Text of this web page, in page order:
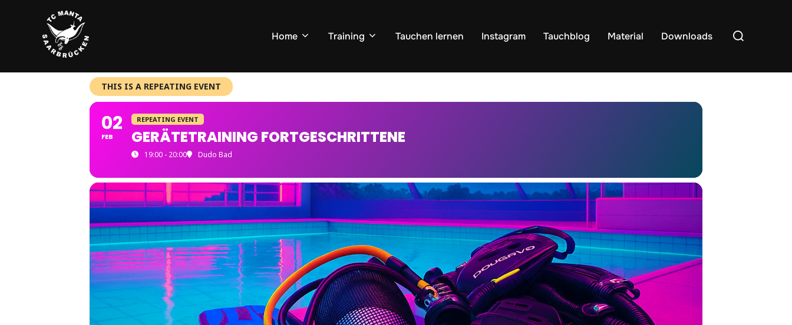
Home Training Tauchen lernen Instagram Tauchblog Material Downloads
Suchen
nach:
THIS IS A REPEATING EVENT
02
FEB
REPEATING EVENT
GERÄTETRAINING FORTGESCHRITTENE
19:00 - 20:00 Dudo Bad